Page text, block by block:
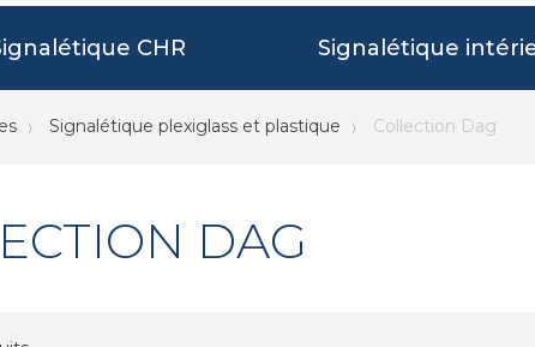
CHR Signalétique
Signalétique plexiglass et plastique Collection Dag
DAG